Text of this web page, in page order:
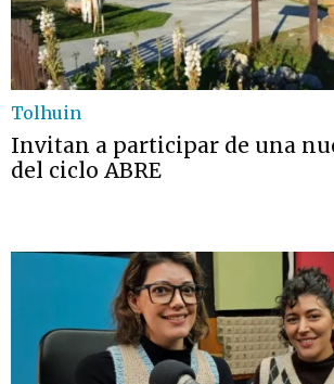
Tolhuin
Invitan a participar de una
del ciclo ABRE